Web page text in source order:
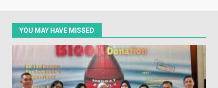
YOU MAY HAVE MISSED